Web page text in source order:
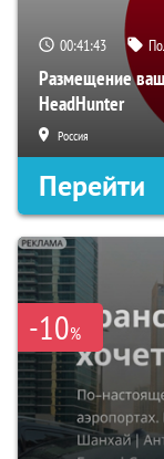
00:41:43
Размещение
HeadHunter
Россия
Перейти
-10%